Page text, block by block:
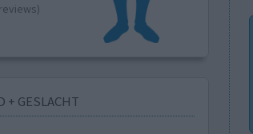
+ GESLACHT